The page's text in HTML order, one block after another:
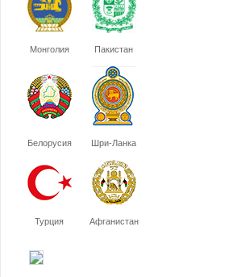
Монголия Пакистан
Белорусия Шри-Ланка
Турция Афганистан